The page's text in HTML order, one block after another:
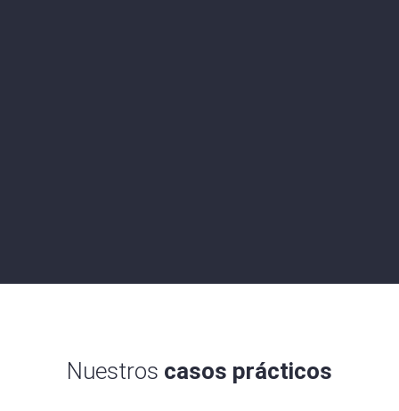
Nuestros casos prácticos